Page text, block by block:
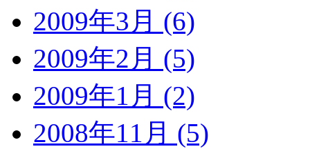
2009年3月 (6)
2009年2月 (5)
2009年1月 (2)
2008年11月 (5)